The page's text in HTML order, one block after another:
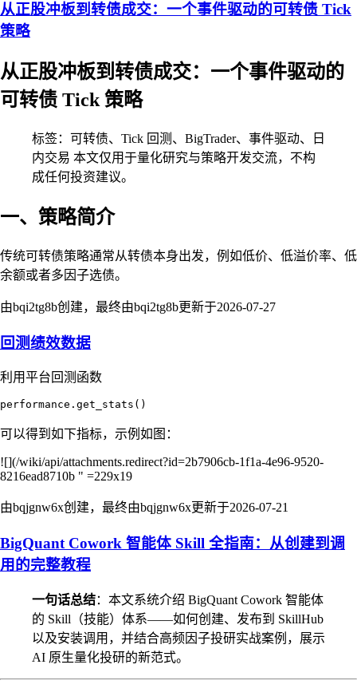
从正股冲板到转债成交：一个事件驱动的可转债 Tick
策略
从正股冲板到转债成交：一个事件驱动的
可转债 Tick 策略
标签：可转债、Tick 回测、BigTrader、事件驱动、日
内交易 本文仅用于量化研究与策略开发交流，不构
成任何投资建议。
一、策略简介
传统可转债策略通常从转债本身出发，例如低价、低溢价率、低
余额或者多因子选债。
由bqi2tg8b创建，最终由bqi2tg8b更新于2026-07-27
回测绩效数据
利用平台回测函数
可以得到如下指标，示例如图：
![](/wiki/api/attachments.redirect?id=2b7906cb-1f1a-4e96-9520-
8216ead8710b " =229x19
由bqjgnw6x创建，最终由bqjgnw6x更新于2026-07-21
BigQuant Cowork 智能体 Skill 全指南：从创建到调
用的完整教程
一句话总结：本文系统介绍 BigQuant Cowork 智能体
的 Skill（技能）体系——如何创建、发布到 SkillHub
以及安装调用，并结合高频因子投研实战案例，展示
AI 原生量化投研的新范式。